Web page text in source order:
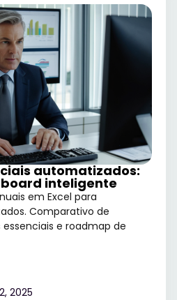
automatizados:
inteligente
em Excel para
Comparativo de
e roadmap de
2025